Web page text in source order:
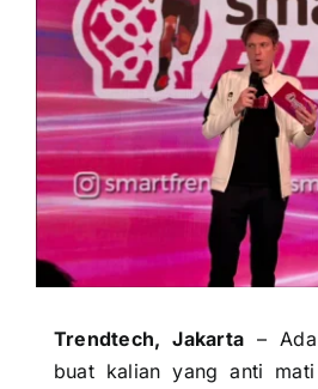
Trendtech, Jakarta –
buat kalian yang anti